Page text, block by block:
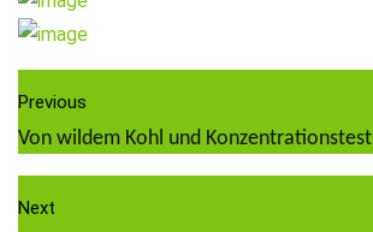
Previous
Von wildem Kohl und Konzentrationstest
Next